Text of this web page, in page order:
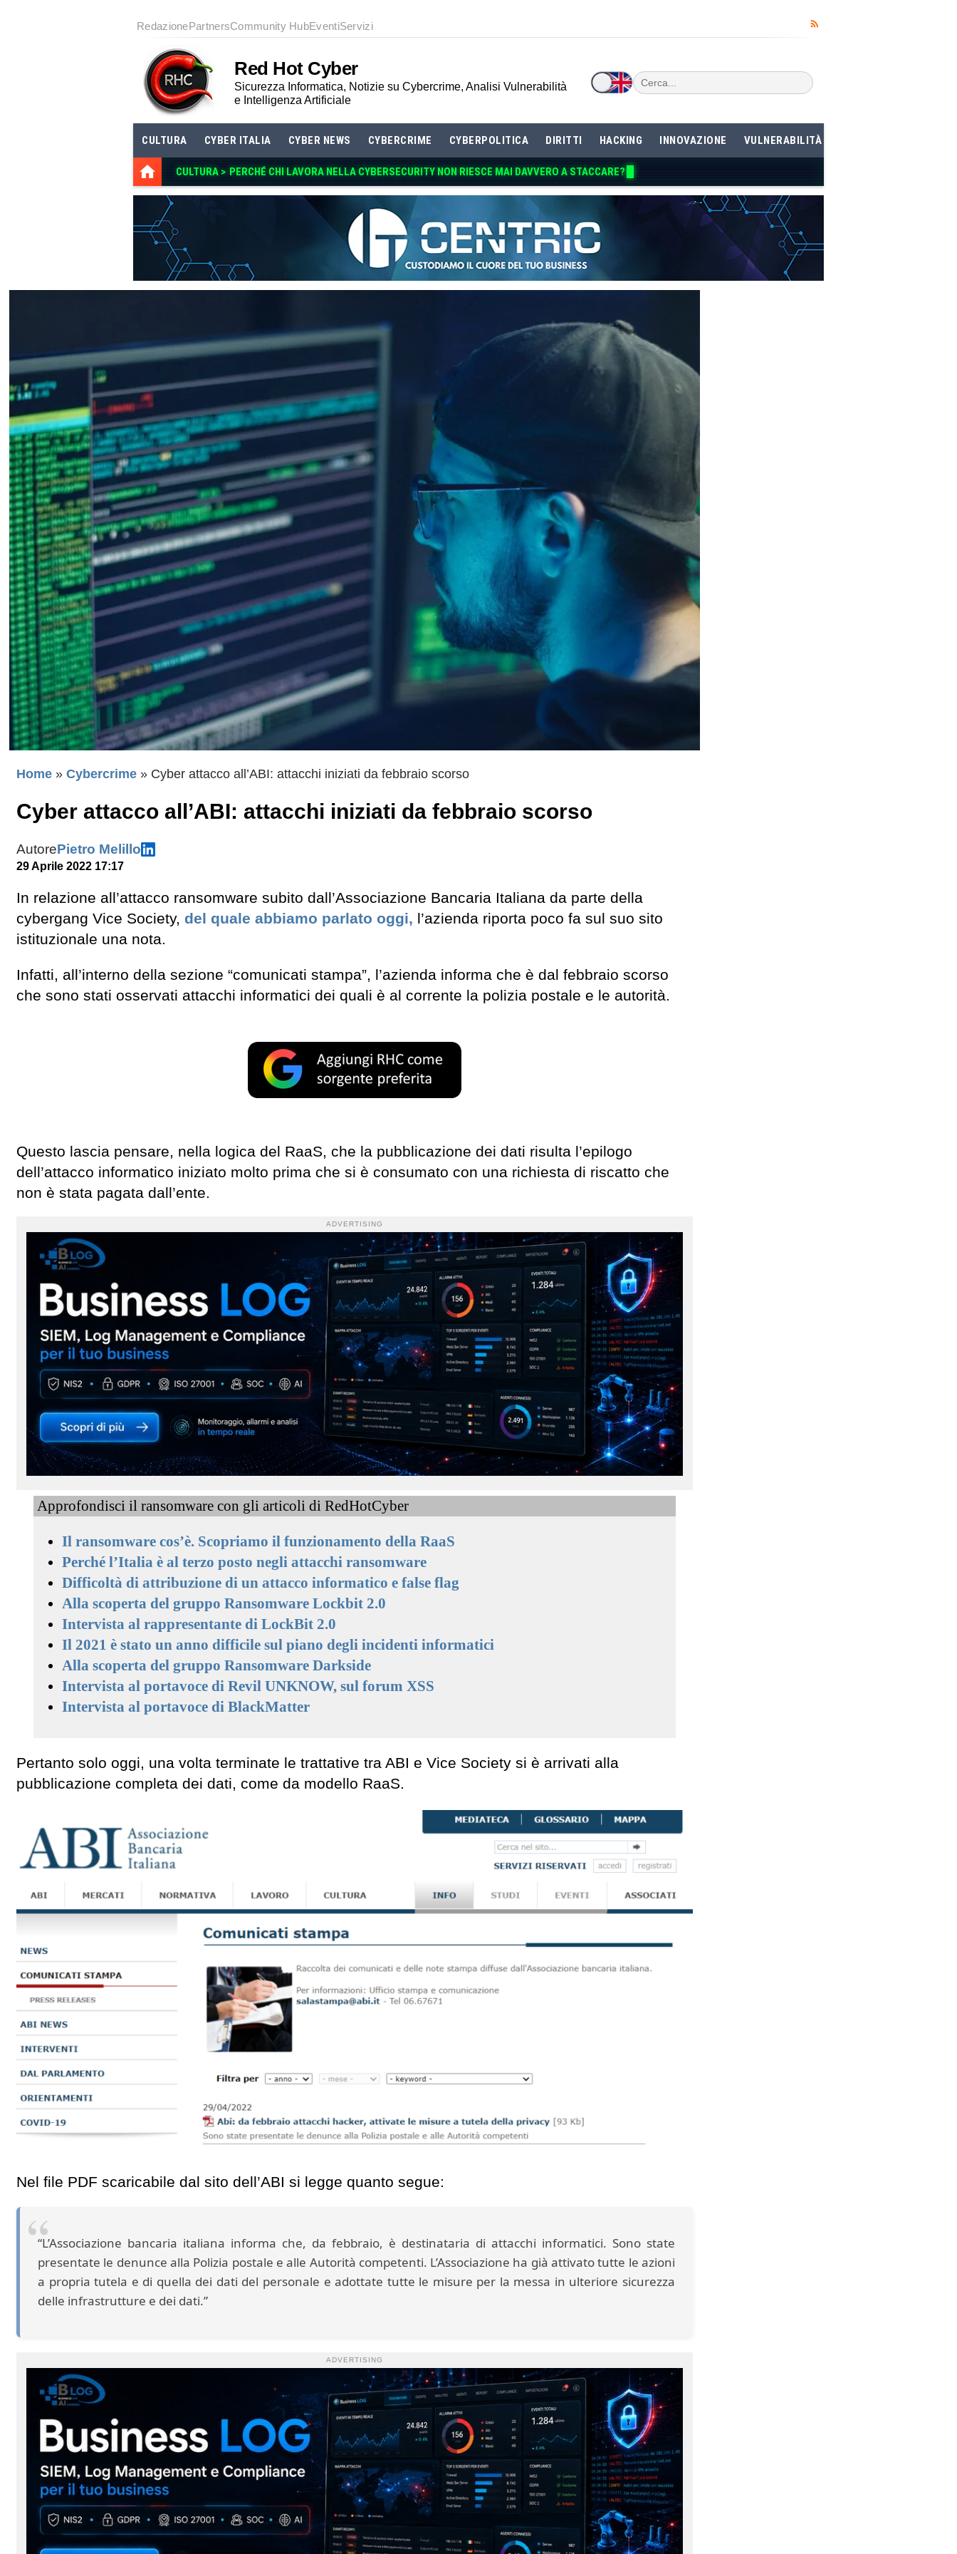
RedazionePartnersCommunity HubEventiServizi
Red Hot Cyber
Sicurezza Informatica, Notizie su Cybercrime, Analisi Vulnerabilità
e Intelligenza Artificiale
CULTURA CYBER ITALIA CYBER NEWS CYBERCRIME CYBERPOLITICA DIRITTI HACKING INNOVAZIONE VULNERABILITÀ
CULTURA > PERCHÉ CHI LAVORA NELLA CYBERSECURITY NON
Home » Cybercrime » Cyber attacco all’ABI: attacchi iniziati da febbraio scorso
Cyber attacco all’ABI: attacchi iniziati da febbraio scorso
AutorePietro Melillo
29 Aprile 2022 17:17
In relazione all’attacco ransomware subito dall’Associazione Bancaria Italiana da parte della
cybergang Vice Society, del quale abbiamo parlato oggi, l’azienda riporta poco fa sul suo sito
istituzionale una nota.
Infatti, all’interno della sezione “comunicati stampa”, l’azienda informa che è dal febbraio scorso
che sono stati osservati attacchi informatici dei quali è al corrente la polizia postale e le autorità.
Questo lascia pensare, nella logica del RaaS, che la pubblicazione dei dati risulta l’epilogo
dell’attacco informatico iniziato molto prima che si è consumato con una richiesta di riscatto che
non è stata pagata dall’ente.
ADVERTISING
Approfondisci il ransomware con gli articoli di RedHotCyber
Il ransomware cos’è. Scopriamo il funzionamento della RaaS
Perché l’Italia è al terzo posto negli attacchi ransomware
Difficoltà di attribuzione di un attacco informatico e false flag
Alla scoperta del gruppo Ransomware Lockbit 2.0
Intervista al rappresentante di LockBit 2.0
Il 2021 è stato un anno difficile sul piano degli incidenti informatici
Alla scoperta del gruppo Ransomware Darkside
Intervista al portavoce di Revil UNKNOW, sul forum XSS
Intervista al portavoce di BlackMatter
Pertanto solo oggi, una volta terminate le trattative tra ABI e Vice Society si è arrivati alla
pubblicazione completa dei dati, come da modello RaaS.
Nel file PDF scaricabile dal sito dell’ABI si legge quanto segue:
“L’Associazione bancaria italiana informa che, da febbraio, è destinataria di attacchi informatici. Sono state
presentate le denunce alla Polizia postale e alle Autorità competenti. L’Associazione ha già attivato tutte le azioni
a propria tutela e di quella dei dati del personale e adottate tutte le misure per la messa in ulteriore sicurezza
delle infrastrutture e dei dati.”
ADVERTISING